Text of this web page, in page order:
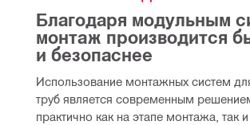
Благодаря модульным
монтаж производится
и безопаснее
Использование монтажных систем
труб является современным
практично как на этапе монтажа, так и